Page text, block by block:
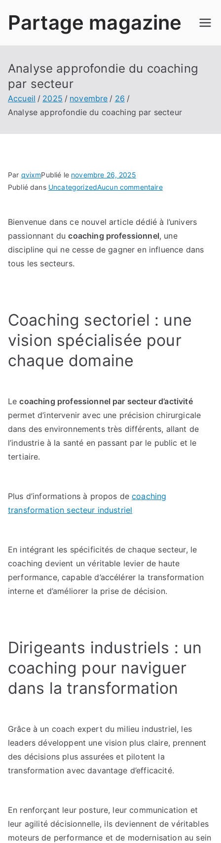
Partage magazine
Analyse approfondie du coaching
par secteur
Accueil 2025 novembre
26
Analyse approfondie du coaching par secteur
Par qvixmPublié le novembre 26, 2025
Publié dans UncategorizedAucun commentairesur
du
coaching
par
Bienvenue dans ce nouvel article dédié à l’univers
passionnant ducoaching professionnel, une
discipline qui ne cesse de gagner en influence dans
tous les secteurs.
Coaching sectoriel : une
vision spécialisée pour
chaque domaine
Lecoaching professionnel par secteur d’activité
permet d’intervenir avec une précision chirurgicale
dans des environnements très différents, allant de
l’industrie à la santé en passant par le public et le
tertiaire.
Plus d’informations à propos decoaching
transformation secteur industriel
En intégrant les spécificités de chaque secteur, le
coaching devient un véritable levier de haute
performance, capable d’accélérer la transformation
interne et d’améliorer la prise de décision.
Dirigeants industriels : un
coaching pour naviguer
dans la transformation
Grâce à un coach expert du milieu industriel, les
leaders développent une vision plus claire, prennent
des décisions plus assurées et pilotent la
transformation avec davantage d’efficacité.
En renforçant leur posture, leur communication et
leur agilité décisionnelle, ils deviennent de véritables
moteurs de performance et de modernisation au sein